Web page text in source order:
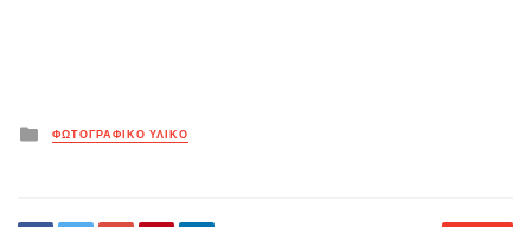
Posted
in
ΦΩΤΟΓΡΑΦΙΚΟ ΥΛΙΚΟ